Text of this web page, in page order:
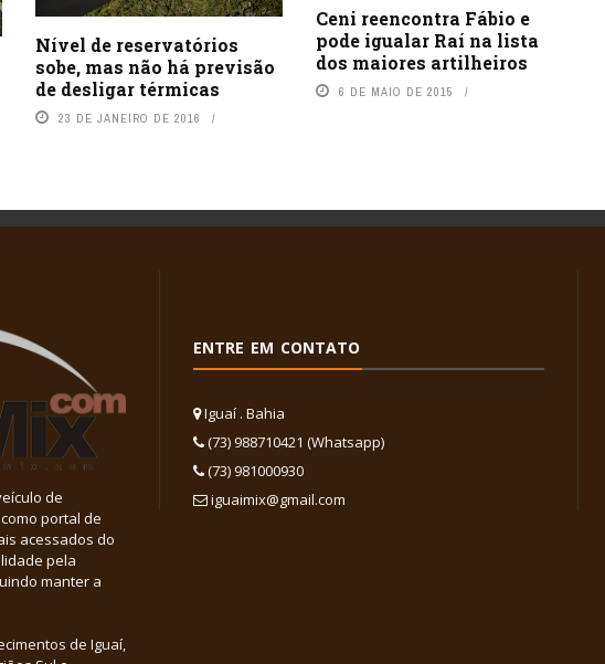
Nível de reservatórios
sobe, mas não há previsão
de desligar térmicas
23 DE JANEIRO DE 2016
Ceni reencontra Fábio e
pode igualar Raí na lista
dos maiores artilheiros
6 DE MAIO DE 2015
de
portal de
acessados do
pela
manter a
de Iguaí,
ENTRE EM CONTATO
Iguaí . Bahia
(73) 988710421 (Whatsapp)
(73) 981000930
iguaimix@gmail.com